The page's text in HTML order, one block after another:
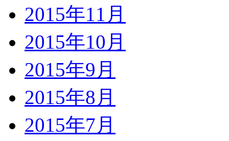
2015年11月
2015年10月
2015年9月
2015年8月
2015年7月